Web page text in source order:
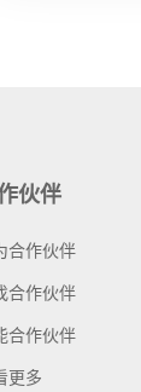
伙伴
合作伙伴
合作伙伴
合作伙伴
更多